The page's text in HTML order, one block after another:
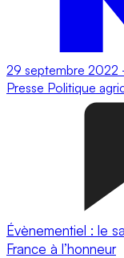
29 septembre 2022
Presse Politique
Évènementiel : le
France à l’honneur